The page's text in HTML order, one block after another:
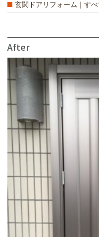
玄関ドアリフォーム｜すべ
After